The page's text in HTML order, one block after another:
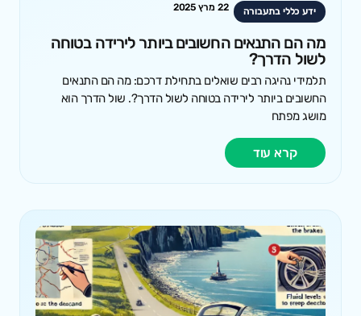
ידע כללי בתעבורה 22 מרץ 2025
מה הם התנאים החשובים ביותר לירידה בטוחה
לשול הדרך?
תלמידי נהיגה רבים שואלים בתחילת דרכם: מה הם התנאים
החשובים ביותר לירידה בטוחה לשול הדרך?. שול הדרך הוא
מושג מפתח
קרא עוד